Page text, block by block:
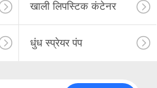
खाली लिपस्टिक कंटेनर
धुंध स्प्रेयर पंप